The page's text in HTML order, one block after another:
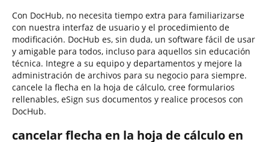
Con DocHub, no necesita tiempo extra para familiarizarse
con nuestra interfaz de usuario y el procedimiento de
modificación. DocHub es, sin duda, un software fácil de usar
y amigable para todos, incluso para aquellos sin educación
técnica. Integre a su equipo y departamentos y mejore la
administración de archivos para su negocio para siempre.
cancele la flecha en la hoja de cálculo, cree formularios
rellenables, eSign sus documentos y realice procesos con
DocHub.
cancelar flecha en la hoja de cálculo en